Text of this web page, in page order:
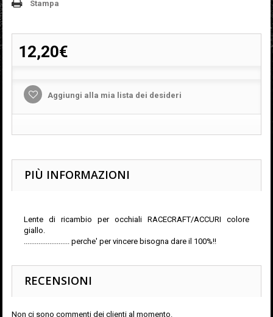
Stampa
12,20€
Aggiungi alla mia lista dei desideri
PIÙ INFORMAZIONI
Lente di ricambio per occhiali RACECRAFT/ACCURI colore
giallo.
......................... perche' per vincere bisogna dare il 100%!!
RECENSIONI
Non ci sono commenti dei clienti al momento.